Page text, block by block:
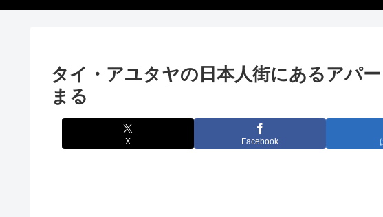
タイ・アユタヤの日本人街にあるアパ
まる
X Facebook